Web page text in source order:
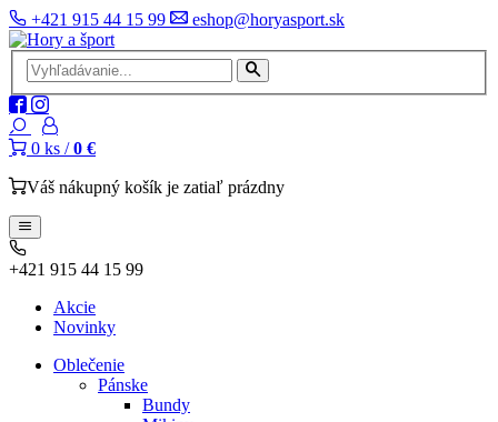
+421 915 44 15 99 eshop@horyasport.sk
0 ks / 0 €
Váš nákupný košík je zatiaľ prázdny
+421 915 44 15 99
Akcie
Novinky
Oblečenie
Pánske
Bundy